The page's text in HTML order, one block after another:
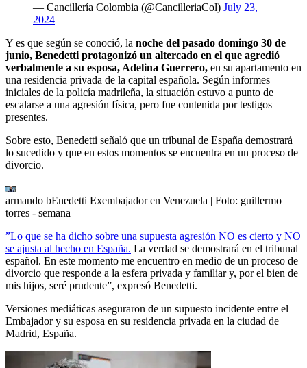
— Cancillería Colombia (@CancilleriaCol) July 23,
2024
Y es que según se conoció, la noche del pasado domingo 30 de
junio, Benedetti protagonizó un altercado en el que agredió
verbalmente a su esposa, Adelina Guerrero, en su apartamento en
una residencia privada de la capital española. Según informes
iniciales de la policía madrileña, la situación estuvo a punto de
escalarse a una agresión física, pero fue contenida por testigos
presentes.
Sobre esto, Benedetti señaló que un tribunal de España demostrará
lo sucedido y que en estos momentos se encuentra en un proceso de
divorcio.
armando bEnedetti Exembajador en Venezuela | Foto: guillermo
torres - semana
”Lo que se ha dicho sobre una supuesta agresión NO es cierto y NO
se ajusta al hecho en España. La verdad se demostrará en el tribunal
español. En este momento me encuentro en medio de un proceso de
divorcio que responde a la esfera privada y familiar y, por el bien de
mis hijos, seré prudente”, expresó Benedetti.
Versiones mediáticas aseguraron de un supuesto incidente entre el
Embajador y su esposa en su residencia privada en la ciudad de
Madrid, España.